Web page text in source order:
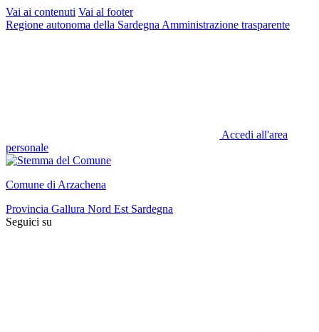
Vai ai contenuti Vai al footer
Regione autonoma della Sardegna Amministrazione trasparente
Accedi all'area
personale
Comune di Arzachena
Provincia Gallura Nord Est Sardegna
Seguici su